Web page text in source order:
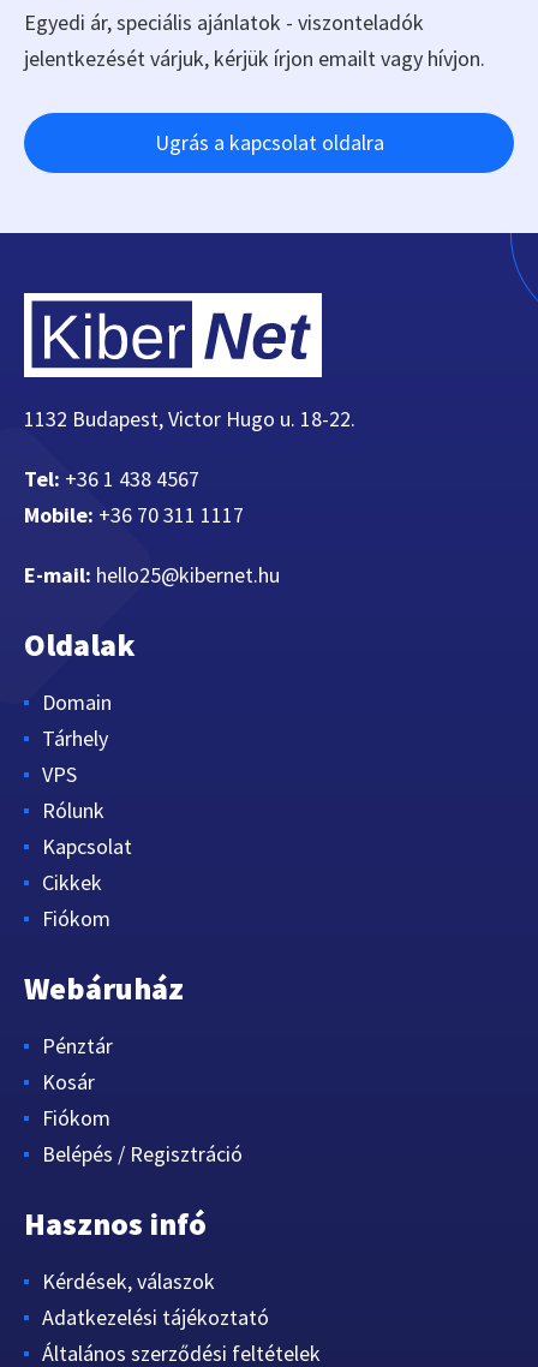
Egyedi ár, speciális ajánlatok - viszonteladók
jelentkezését várjuk, kérjük írjon emailt vagy hívjon.
Ugrás a kapcsolat oldalra
1132 Budapest, Victor Hugo u. 18-22.
Tel: +36 1 438 4567
Mobile: +36 70 311 1117
E-mail: hello25@kibernet.hu
Oldalak
Domain
Tárhely
VPS
Rólunk
Kapcsolat
Cikkek
Fiókom
Webáruház
Pénztár
Kosár
Fiókom
Belépés / Regisztráció
Hasznos infó
Kérdések, válaszok
Adatkezelési tájékoztató
Általános szerződési feltételek